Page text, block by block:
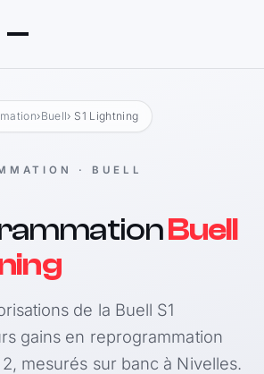
›Buell› S1 Lightning
· BUELL
Buell
de la Buell S1
gains en reprogrammation
mesurés sur banc à Nivelles.